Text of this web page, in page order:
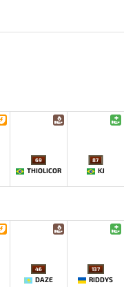
69
THIOLICOR
87
KJ
46
DAZE
137
RIDDYS